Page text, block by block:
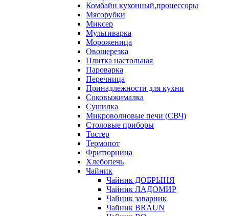
Комбайн кухонный,процессоры
Мясорубки
Миксер
Мультиварка
Мороженица
Овощерезка
Плитка настольная
Пароварка
Перечница
Принадлежности для кухни
Соковыжималка
Сушилка
Микроволновые печи (СВЧ)
Столовые приборы
Тостер
Термопот
Фритюрница
Хлебопечь
Чайник
Чайник ДОБРЫНЯ
Чайник ЛАДОМИР
Чайник заварник
Чайник BRAUN